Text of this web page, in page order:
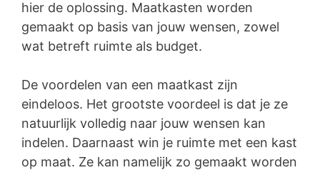
hier de oplossing. Maatkasten worden
gemaakt op basis van jouw wensen, zowel
wat betreft ruimte als budget.
De voordelen van een maatkast zijn
eindeloos. Het grootste voordeel is dat je ze
natuurlijk volledig naar jouw wensen kan
indelen. Daarnaast win je ruimte met een kast
op maat. Ze kan namelijk zo gemaakt worden